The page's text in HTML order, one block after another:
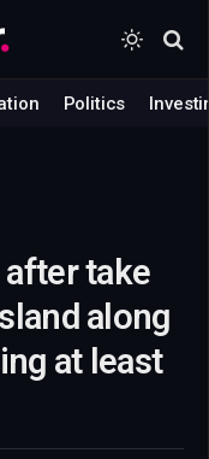
Politics
take
along
at least